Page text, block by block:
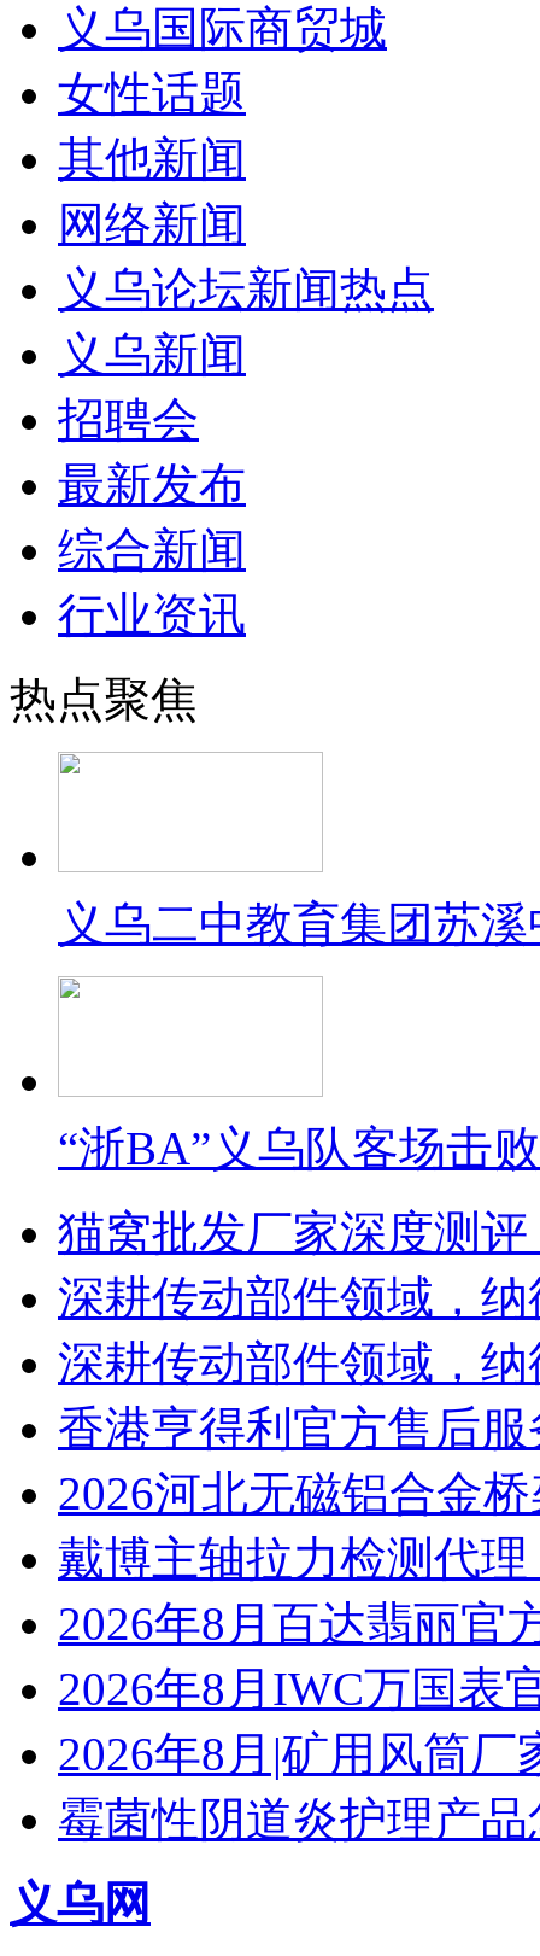
义乌国际商贸城
女性话题
其他新闻
网络新闻
义乌论坛新闻热点
义乌新闻
招聘会
最新发布
综合新闻
行业资讯
热点聚焦
义乌二中教育集团苏
“浙BA”义乌队客场击
猫窝批发厂家深度测
深耕传动部件领域，
深耕传动部件领域，
香港亨得利官方售后
2026河北无磁铝合金
戴博主轴拉力检测代
2026年8月百达翡丽官
2026年8月IWC万国表
2026年8月|矿用风筒厂
霉菌性阴道炎护理产
义乌网